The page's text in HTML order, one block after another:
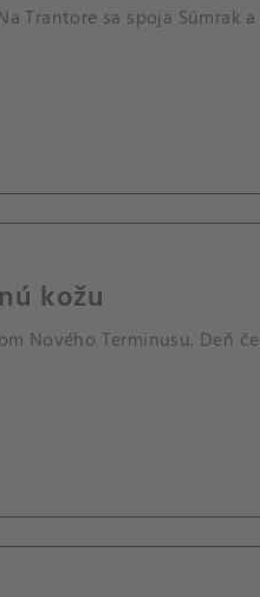
Trantore sa spoja
kožu
Nového Terminusu. Deň